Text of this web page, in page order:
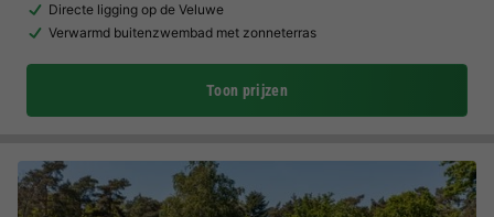
Directe ligging op de Veluwe
Verwarmd buitenzwembad met zonneterras
Toon prijzen